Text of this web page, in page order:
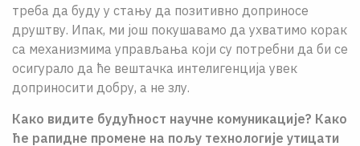
треба да буду у стању да позитивно доприносе
друштву. Ипак, ми још покушавамо да ухватимо корак
са механизмима управљања који су потребни да би се
осигурало да ће вештачка интелигенција увек
доприносити добру, а не злу.
Како видите будућност научне комуникације? Како
ће рапидне промене на пољу технологије утицати